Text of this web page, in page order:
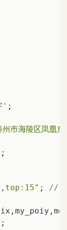
' ;
州市海陵区凤凰
;
; // 往